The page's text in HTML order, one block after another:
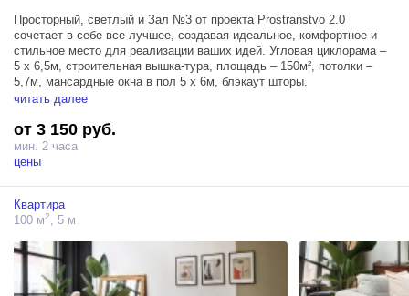
Просторный, светлый и Зал №3 от проекта Prostranstvo 2.0
сочетает в себе все лучшее, создавая идеальное, комфортное и
стильное место для реализации ваших идей. Угловая циклорама –
5 х 6,5м, строительная вышка-тура, площадь – 150м², потолки –
5,7м, мансардные окна в пол 5 х 6м, блэкаут шторы.
окнами, фрост-рамой 200х200 см, блэкаут шторами, позволяющими
удобно регулировать поступающий солнечный свет и гримерным
столом.
читать далее
от 3 150 руб.
мин. 2 часа
цены
Квартира
100 м2 , 5 м